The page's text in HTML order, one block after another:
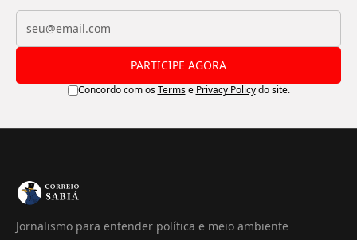
PARTICIPE AGORA
Concordo com osTermse Privacy Policydo site.
Jornalismo para entender política e meio ambiente